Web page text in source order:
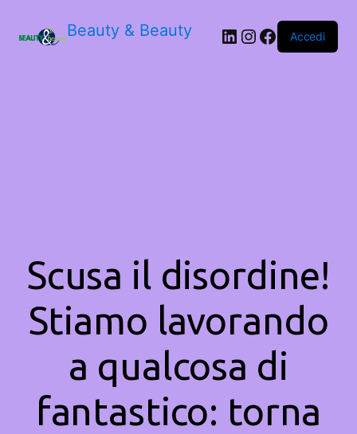
Beauty & Beauty LinkedIn
Instagram
Facebook
Accedi
Scusa il disordine!
Stiamo lavorando
a qualcosa di
fantastico: torna